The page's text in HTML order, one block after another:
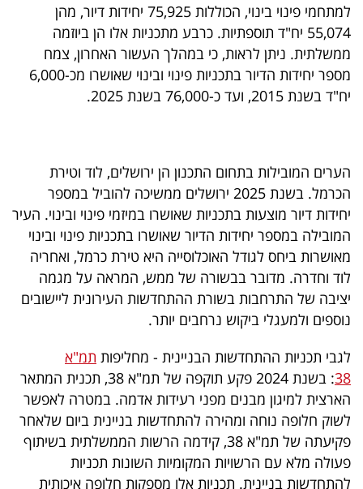
למתחמי פינוי בינוי, הכוללות 75,925 יחידות דיור, מהן
55,074 יח"ד תוספתיות. כרבע מתכניות אלו הן ביוזמה
ממשלתית. ניתן לראות, כי במהלך העשור האחרון, צמח
מספר יחידות הדיור בתכניות פינוי ובינוי שאושרו מכ-6,000
יח"ד בשנת 2015, ועד כ-76,000 בשנת 2025.
הערים המובילות בתחום התכנון הן ירושלים, לוד וטירת
הכרמל. בשנת 2025 ירושלים ממשיכה להוביל במספר
יחידות דיור מוצעות בתכניות שאושרו במיזמי פינוי ובינוי. העיר
המובילה במספר יחידות הדיור שאושרו בתכניות פינוי ובינוי
מאושרות ביחס לגודל האוכלוסייה היא טירת כרמל, ואחריה
לוד וחדרה. מדובר בבשורה של ממש, המראה על מגמה
יציבה של התרחבות בשורת ההתחדשות העירונית ליישובים
נוספים ולמעגלי ביקוש נרחבים יותר.
לגבי תכניות ההתחדשות הבניינית - מחליפות תמ"א
38
: בשנת 2024 פקע תוקפה של תמ"א 38, תכנית המתאר
הארצית למיגון מבנים מפני רעידות אדמה. במטרה לאפשר
לשוק חלופה נוחה ומהירה להתחדשות בניינית ביום שלאחר
פקיעתה של תמ"א 38, קידמה הרשות הממשלתית בשיתוף
פעולה מלא עם הרשויות המקומיות השונות תכניות
להתחדשות בניינית. תכניות אלו מספקות חלופה איכותית